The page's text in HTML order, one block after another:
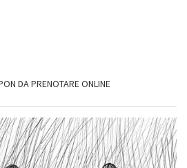
DA PRENOTARE ONLINE